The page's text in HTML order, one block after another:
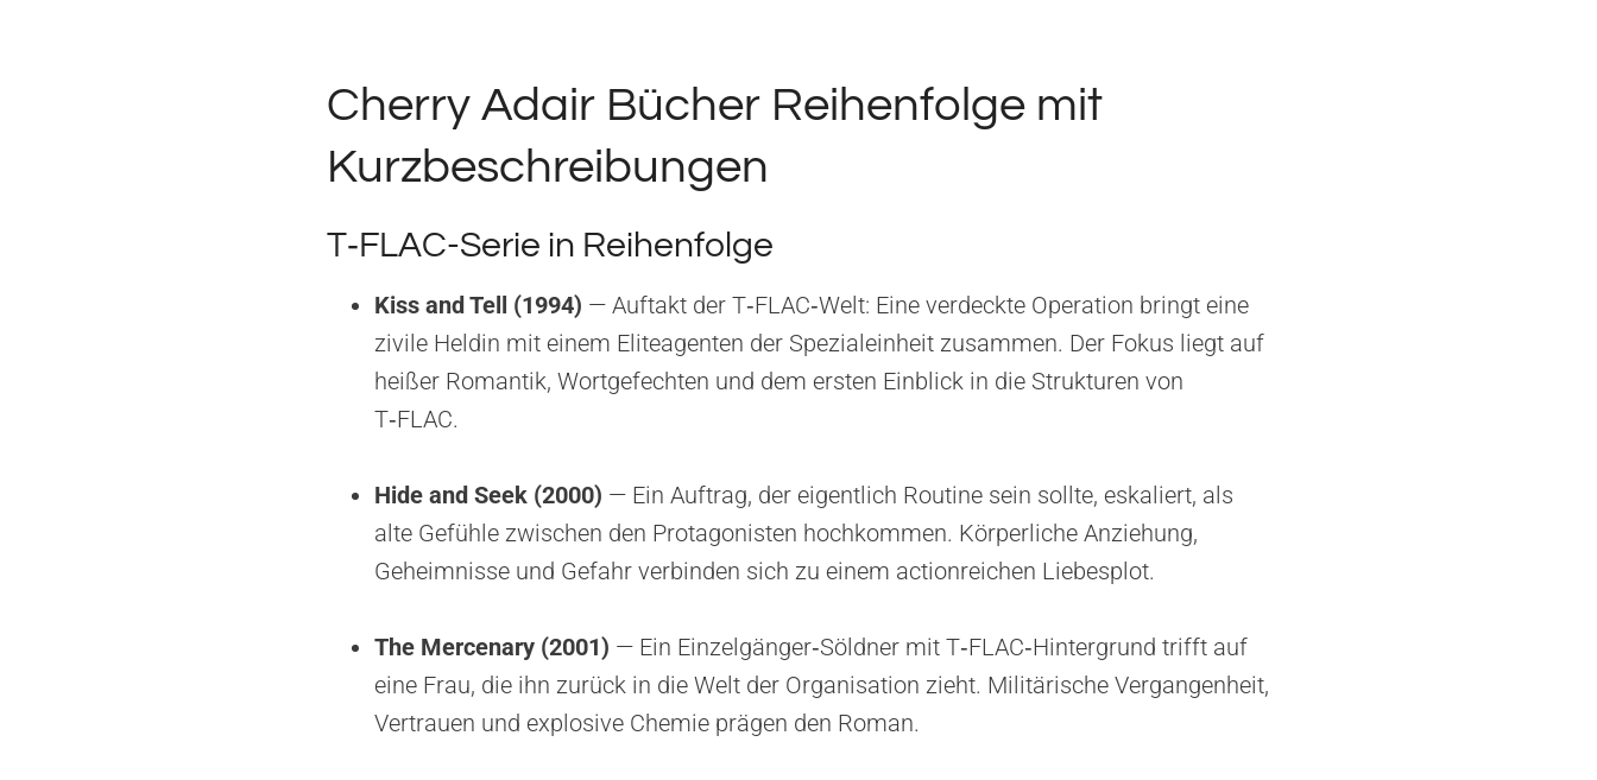
Cherry Adair Bücher Reihenfolge mit
Kurzbeschreibungen
T‑FLAC-Serie in Reihenfolge
Kiss and Tell (1994) — Auftakt der T‑FLAC‑Welt: Eine verdeckte Operation bringt eine
zivile Heldin mit einem Eliteagenten der Spezialeinheit zusammen. Der Fokus liegt auf
heißer Romantik, Wortgefechten und dem ersten Einblick in die Strukturen von
T‑FLAC.
Hide and Seek (2000) — Ein Auftrag, der eigentlich Routine sein sollte, eskaliert, als
alte Gefühle zwischen den Protagonisten hochkommen. Körperliche Anziehung,
Geheimnisse und Gefahr verbinden sich zu einem actionreichen Liebesplot.
The Mercenary (2001) — Ein Einzelgänger‑Söldner mit T‑FLAC‑Hintergrund trifft auf
eine Frau, die ihn zurück in die Welt der Organisation zieht. Militärische Vergangenheit,
Vertrauen und explosive Chemie prägen den Roman.